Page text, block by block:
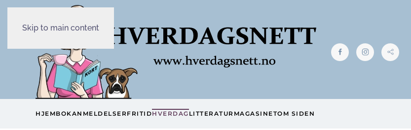
Skip to main content
HJEMBOKANMELDELSERFRITIDHVERDAG LITTERATUR MAGASINETOM SIDEN